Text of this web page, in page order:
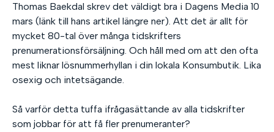
Thomas Baekdal skrev det väldigt bra i Dagens Media 10
mars (länk till hans artikel längre ner). Att det är allt för
mycket 80-tal över många tidskrifters
prenumerationsförsäljning. Och håll med om att den ofta
mest liknar lösnummerhyllan i din lokala Konsumbutik. Lika
osexig och intetsägande.
Så varför detta tuffa ifrågasättande av alla tidskrifter
som jobbar för att få fler prenumeranter?